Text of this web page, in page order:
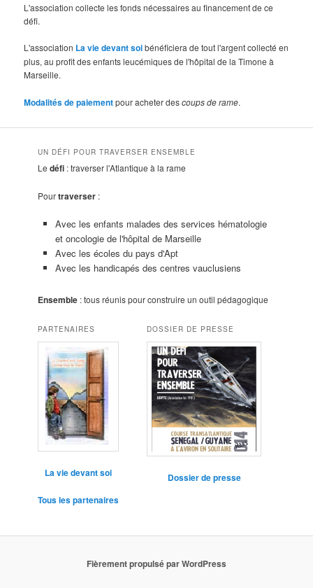
L'association collecte les fonds nécessaires au financement de ce
défi.
L'association La vie devant soibénéficiera de tout l'argent collecté en
plus, au profit des enfants leucémiques de l'hôpital de la Timone à
Marseille.
Modalités de paiementpour acheter descoups de rame.
UN DÉFI POUR TRAVERSER ENSEMBLE
Ledéfi : traverser l'Atlantique à la rame
Pourtraverser :
Avec les enfants malades des services hématologie
et oncologie de l'hôpital de Marseille
Avec les écoles du pays d'Apt
Avec les handicapés des centres vauclusiens
Ensemble : tous réunis pour construire un outil pédagogique
PARTENAIRES
La vie devant soi
Tous les partenaires
DOSSIER DE PRESSE
Dossier de presse
Fièrement propulsé par WordPress